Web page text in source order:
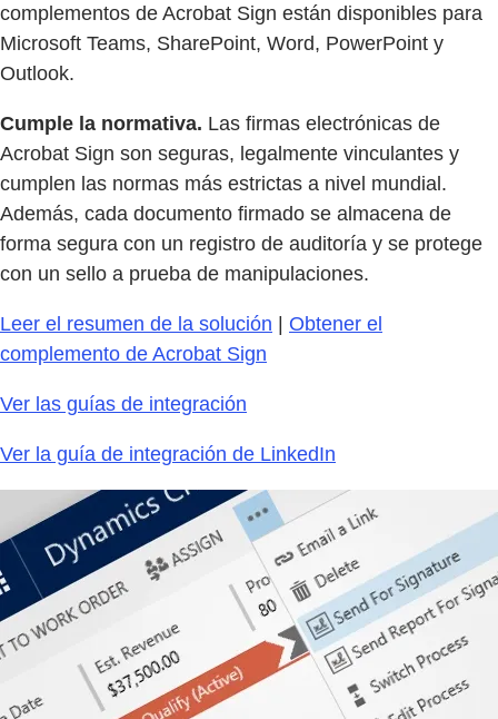
complementos de Acrobat Sign están disponibles para
Microsoft Teams, SharePoint, Word, PowerPoint y
Outlook.
Cumple la normativa. Las firmas electrónicas de
Acrobat Sign son seguras, legalmente vinculantes y
cumplen las normas más estrictas a nivel mundial.
Además, cada documento firmado se almacena de
forma segura con un registro de auditoría y se protege
con un sello a prueba de manipulaciones.​
Leer el resumen de la solución | Obtener el
complemento de Acrobat Sign
Ver las guías de integración
Ver la guía de integración de LinkedIn